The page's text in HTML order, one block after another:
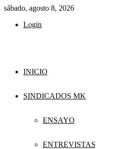
sábado, agosto 8, 2026
Login
INICIO
SINDICADOS MK
ENSAYO
ENTREVISTAS